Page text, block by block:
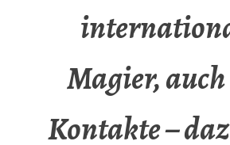
Magier,
Kontakte –